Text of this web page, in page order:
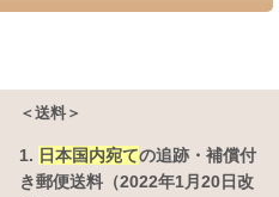
＜送料＞
1. 日本国内宛ての追跡・補償付
き郵便送料（2022年1月20日改